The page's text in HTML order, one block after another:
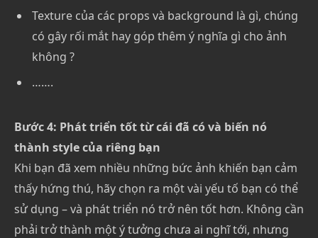
Texture của các props và background là gì, chúng
có gây rối mắt hay góp thêm ý nghĩa gì cho ảnh
không ?
…….
Bước 4: Phát triển tốt từ cái đã có và biến nó
thành style của riêng bạn
Khi bạn đã xem nhiều những bức ảnh khiến bạn cảm
thấy hứng thú, hãy chọn ra một vài yếu tố bạn có thể
sử dụng – và phát triển nó trở nên tốt hơn. Không cần
phải trở thành một ý tưởng chưa ai nghĩ tới, nhưng